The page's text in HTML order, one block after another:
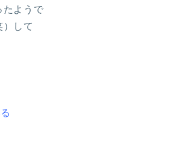
たようで
して